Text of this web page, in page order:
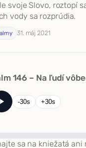
svoje Slovo, roztopí
vody sa rozprúdia.
31. máj 2021
146 – Na ľudí
-30s +30s
sa na kniežatá ani